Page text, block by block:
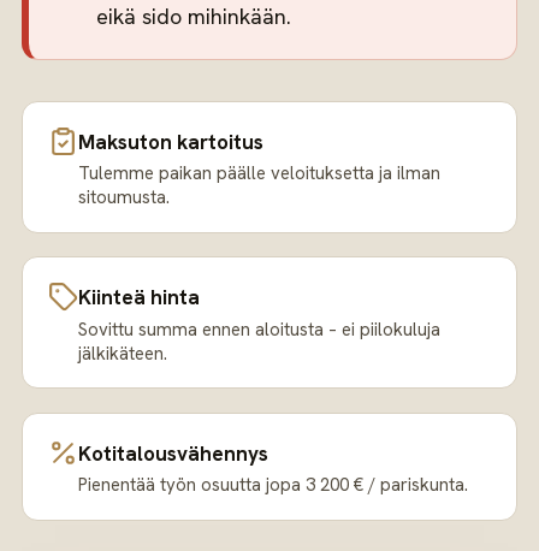
eikä sido mihinkään.
Maksuton kartoitus
Tulemme paikan päälle veloituksetta ja ilman
sitoumusta.
Kiinteä hinta
Sovittu summa ennen aloitusta – ei piilokuluja
jälkikäteen.
Kotitalousvähennys
Pienentää työn osuutta jopa 3 200 € / pariskunta.